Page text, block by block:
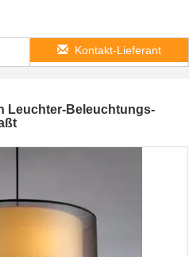
Kontakt-Lieferant
Leuchter-Beleuchtungs-